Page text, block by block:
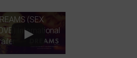
(SEX
) International